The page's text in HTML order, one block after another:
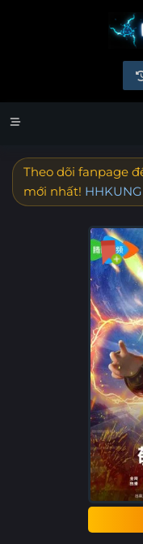
Theo dõi fanpage
mới nhất!